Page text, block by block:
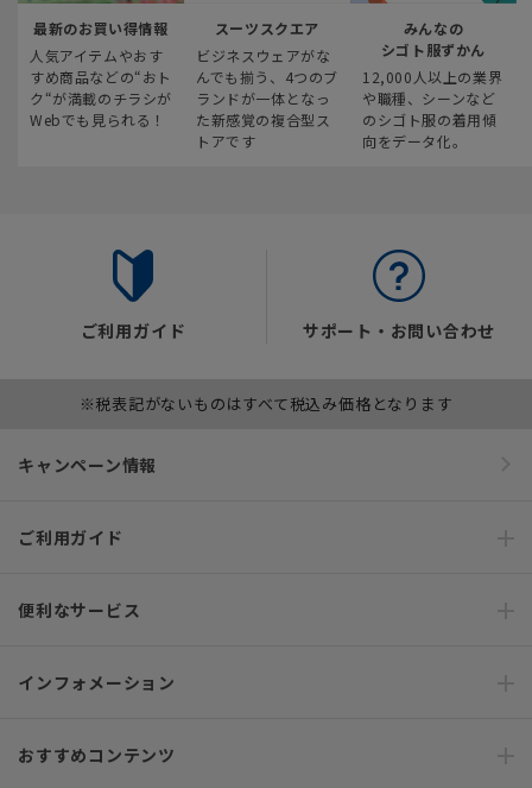
最新のお買い得情報
人気アイテムやおす
すめ商品などの“おト
ク“が満載のチラシが
Webでも見られる！
スーツスクエア
ビジネスウェアがな
んでも揃う、4つのブ
ランドが一体となっ
た新感覚の複合型ス
トアです
みんなの
シゴト服ずかん
12,000人以上の業界
や職種、シーンなど
のシゴト服の着用傾
向をデータ化。
ご利用ガイド サポート・お問い合わせ
※税表記がないものはすべて税込み価格となります
キャンペーン情報
ご利用ガイド
便利なサービス
インフォメーション
おすすめコンテンツ